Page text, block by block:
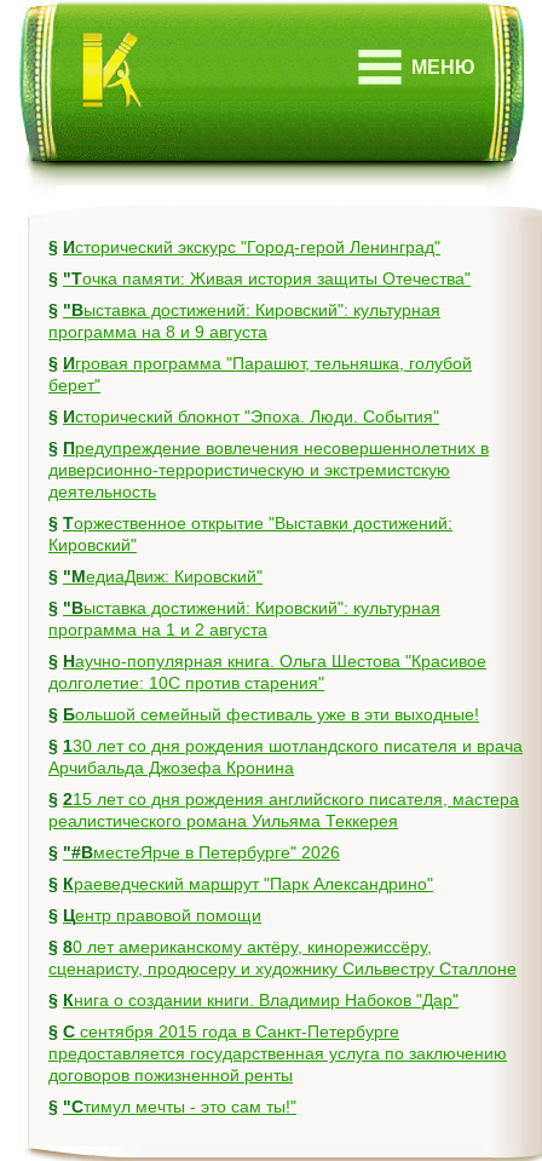
МЕНЮ
§
Исторический экскурс "Город-герой Ленинград"
§
"Точка памяти: Живая история защиты Отечества"
§ "Выставка достижений: Кировский": культурная
программа на 8 и 9 августа
§ Игровая программа "Парашют, тельняшка, голубой
берет"
§
Исторический блокнот "Эпоха. Люди. События"
§ Предупреждение вовлечения несовершеннолетних в
диверсионно-террористическую и экстремистскую
деятельность
§ Торжественное открытие "Выставки достижений:
Кировский"
§
"МедиаДвиж: Кировский"
§ "Выставка достижений: Кировский": культурная
программа на 1 и 2 августа
§ Научно-популярная книга. Ольга Шестова "Красивое
долголетие: 10C против старения"
§
Большой семейный фестиваль уже в эти выходные!
§ 130 лет со дня рождения шотландского писателя и врача
Арчибальда Джозефа Кронина
§ 215 лет со дня рождения английского писателя, мастера
реалистического романа Уильяма Теккерея
§
"#ВместеЯрче в Петербурге" 2026
§
Краеведческий маршрут "Парк Александрино"
§
Центр правовой помощи
§ 80 лет американскому актёру, кинорежиссёру,
сценаристу, продюсеру и художнику Сильвестру Сталлоне
§
Книга о создании книги. Владимир Набоков "Дар"
§ С сентября 2015 года в Санкт-Петербурге
предоставляется государственная услуга по заключению
договоров пожизненной ренты
§
"Стимул мечты - это сам ты!"